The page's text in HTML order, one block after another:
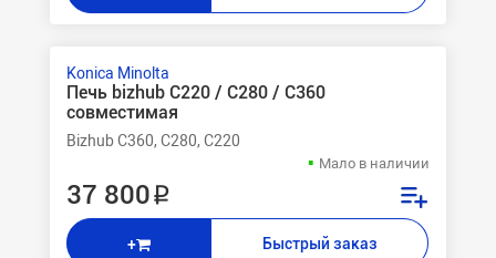
Konica Minolta
Печь bizhub С220 / C280 / C360
совместимая
Bizhub C360, C280, C220
Мало в наличии
37 800 ₽
+ Быстрый заказ